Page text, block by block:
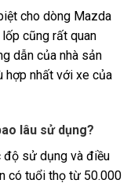
cho dòng Mazda
cũng rất quan
dẫn của nhà sản
hợp nhất với xe của
lâu sử dụng?
độ sử dụng và điều
có tuổi thọ từ 50.000